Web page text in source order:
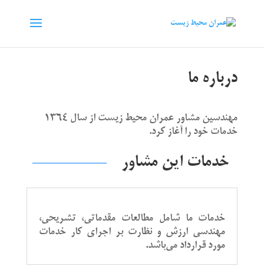
درباره ما
مهندسین مشاور عمران محیط زیست از سال ۱۳۶۴
خدمات خود را آغاز کرد.
خدمات این مشاور
خدمات ما شامل مطالعات مقدماتی، تشریحی،
مهندسی ارزش و نظارت بر اجرای كار خدمات
مورد قرارداد می‌باشد.